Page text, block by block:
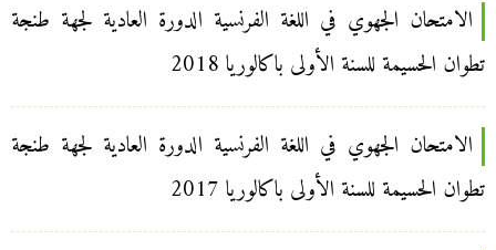
الامتحان الجهوي في اللغة الفرنسية الدورة العادية لجهة طنجة
تطوان الحسيمة للسنة الأولى باكالوريا 2018
الامتحان الجهوي في اللغة الفرنسية الدورة العادية لجهة طنجة
تطوان الحسيمة للسنة الأولى باكالوريا 2017